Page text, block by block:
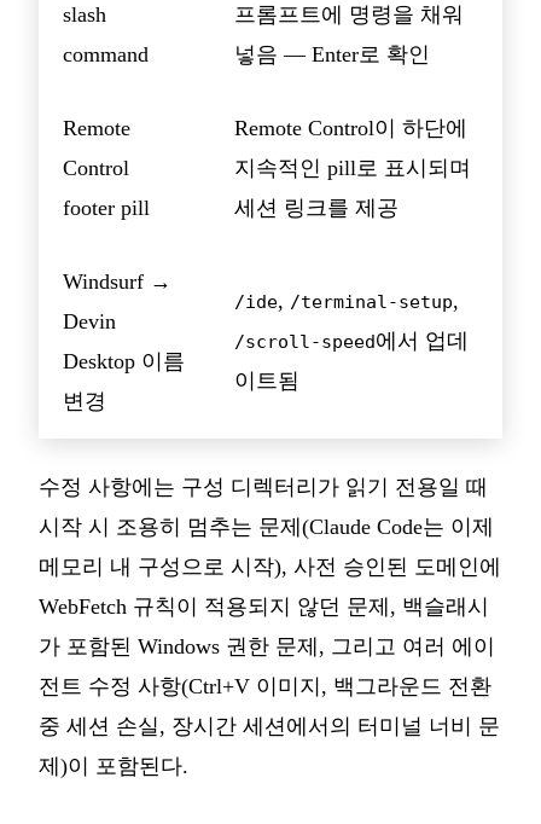
slash
command
프롬프트에 명령을 채워
넣음 — Enter로 확인
Remote
Control
footer pill
Remote Control이 하단에
지속적인 pill로 표시되며
세션 링크를 제공
Windsurf →
Devin
Desktop 이름
변경
/ide, /terminal-setup,
/scroll-speed에서 업데
이트됨
수정 사항에는 구성 디렉터리가 읽기 전용일 때
시작 시 조용히 멈추는 문제(Claude Code는 이제
메모리 내 구성으로 시작), 사전 승인된 도메인에
WebFetch 규칙이 적용되지 않던 문제, 백슬래시
가 포함된 Windows 권한 문제, 그리고 여러 에이
전트 수정 사항(Ctrl+V 이미지, 백그라운드 전환
중 세션 손실, 장시간 세션에서의 터미널 너비 문
제)이 포함된다.